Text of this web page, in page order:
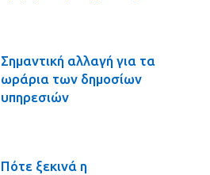
Σημαντική αλλαγή για τα
ωράρια των δημοσίων
υπηρεσιών
Πότε ξεκινά η